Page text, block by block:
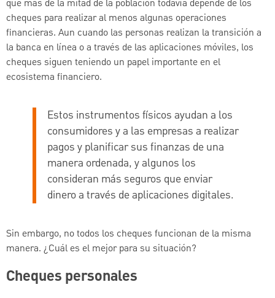
que más de la mitad de la población todavía depende de los
cheques para realizar al menos algunas operaciones
financieras. Aun cuando las personas realizan la transición a
la banca en línea o a través de las aplicaciones móviles, los
cheques siguen teniendo un papel importante en el
ecosistema financiero.
Estos instrumentos físicos ayudan a los
consumidores y a las empresas a realizar
pagos y planificar sus finanzas de una
manera ordenada, y algunos los
consideran más seguros que enviar
dinero a través de aplicaciones digitales.
Sin embargo, no todos los cheques funcionan de la misma
manera. ¿Cuál es el mejor para su situación?
Cheques personales